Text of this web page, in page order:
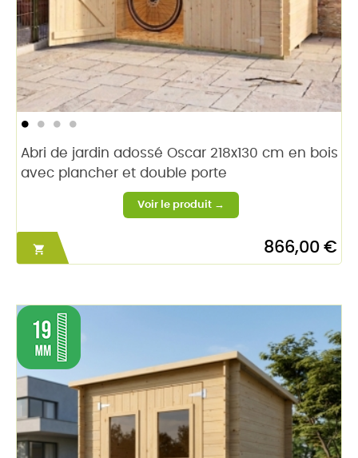
Abri de jardin adossé Oscar 218x130 cm en bois
avec plancher et double porte
 866,00 €